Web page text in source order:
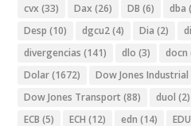
cvx (33) Dax (26) DB (6) dba
Desp (10) dgcu2(4) Dia (2)
divergencias (141) dlo (3) docn
Dolar(1672) Dow Jones Industrial
Dow Jones Transport (88) duol (2)
ECB (5) ECH (12) edn (14) EDU